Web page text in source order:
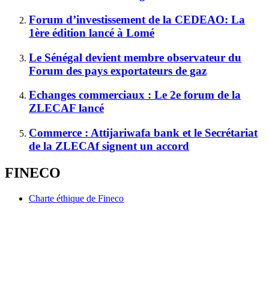
Forum d’investissement de la CEDEAO: La
1ère édition lancé à Lomé
Le Sénégal devient membre observateur du
Forum des pays exportateurs de gaz
Echanges commerciaux : Le 2e forum de la
ZLECAF lancé
Commerce : Attijariwafa bank et le Secrétariat
de la ZLECAf signent un accord
FINECO
Charte éthique de Fineco